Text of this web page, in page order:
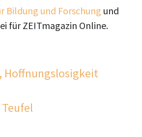
Bildung und Forschung und
für ZEITmagazin Online.
Hoffnungslosigkeit